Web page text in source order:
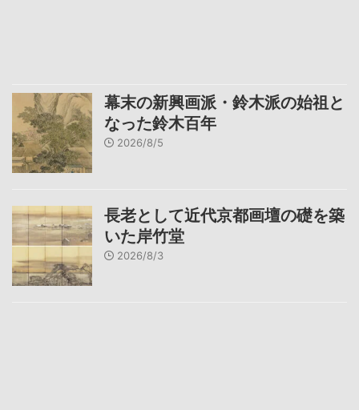
幕末の新興画派・鈴木派の始祖と
なった鈴木百年
2026/8/5
長老として近代京都画壇の礎を築
いた岸竹堂
2026/8/3